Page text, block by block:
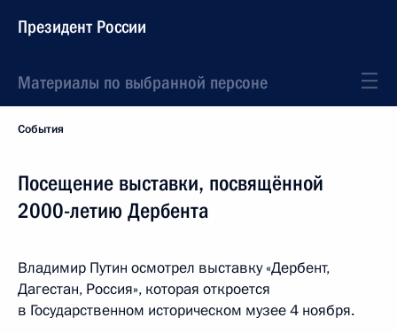
Президент России
Материалы по выбранной персоне
События
Посещение выставки, посвящённой
2000-летию Дербента
Владимир Путин осмотрел выставку «Дербент,
Дагестан, Россия», которая откроется
в Государственном историческом музее 4 ноября.